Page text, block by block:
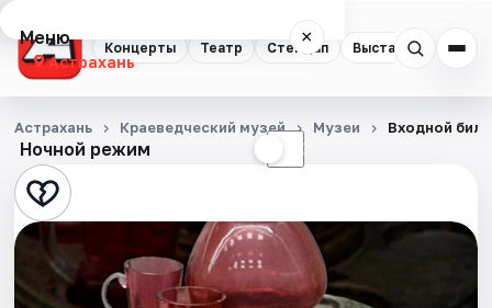
Концерты Театр Стендап Выставки
Меню ×
Астрахань
Концерты
Театр
Стендап
Выставки
Ночной режим ☾
Астрахань Краеведческий музей Музеи Входной